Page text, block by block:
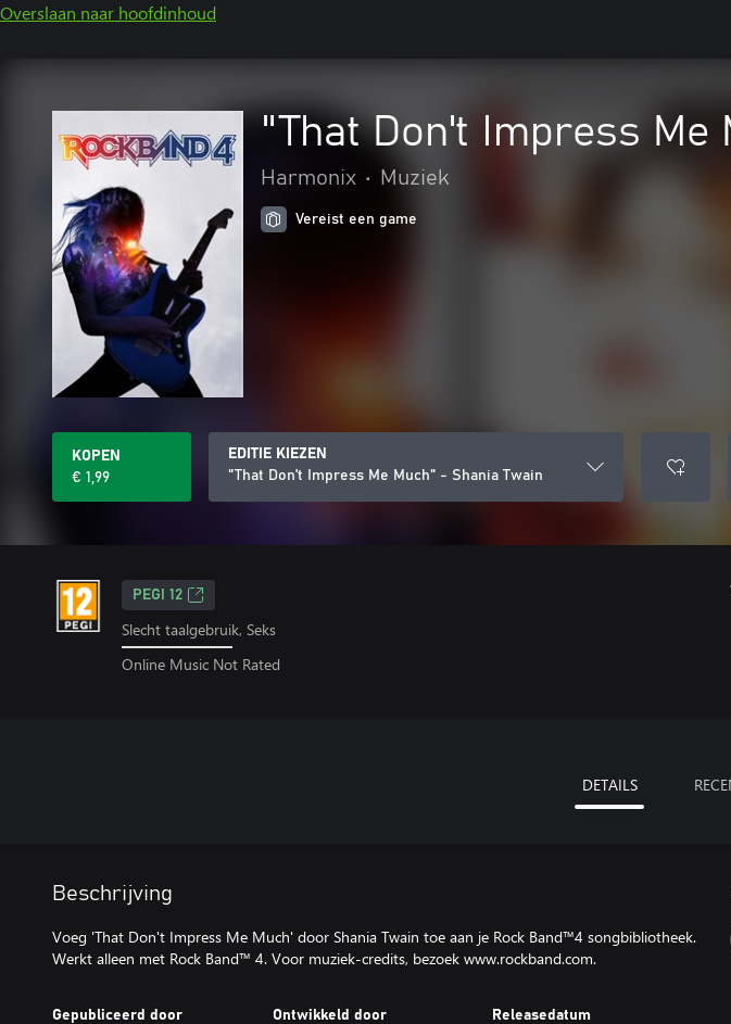
Overslaan naar hoofdinhoud
"That Don't Impress Me
Harmonix • Muziek
Vereist een game
KOPEN
€ 1,99
EDITIE KIEZEN
"That Don't Impress Me Much" - Shania Twain
PEGI 12
Slecht taalgebruik, Seks
Online Music Not Rated
DETAILS
Beschrijving
Voeg 'That Don't Impress Me Much' door Shania Twain toe aan je Rock Band™4 songbibliotheek.
Werkt alleen met Rock Band™ 4. Voor muziek-credits, bezoek www.rockband.com.
Gepubliceerd door Ontwikkeld door Releasedatum